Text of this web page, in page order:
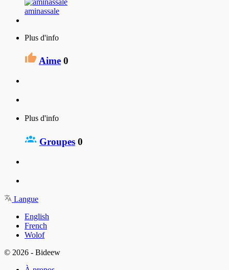
aminassale
Plus d'info
Aime 0
Plus d'info
Groupes 0
Langue
English
French
Wolof
© 2026 - Bideew